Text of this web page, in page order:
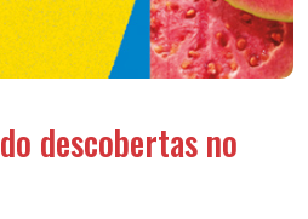
descobertas no